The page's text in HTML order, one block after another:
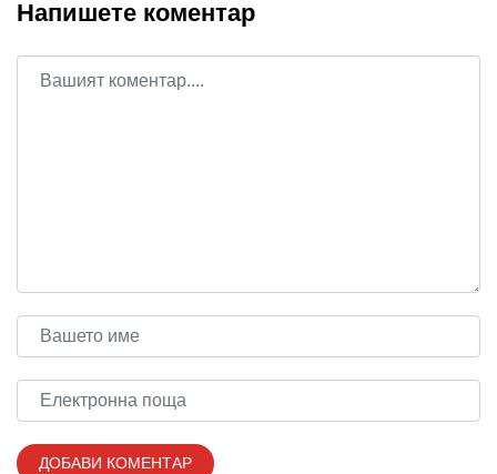
Напишете коментар